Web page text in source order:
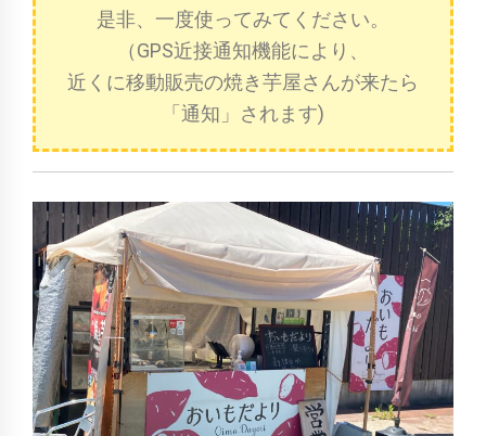
是非、一度使ってみてください。
（GPS近接通知機能により、
近くに移動販売の焼き芋屋さんが来たら
「通知」されます)